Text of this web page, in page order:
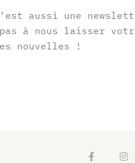
aussi une
à nous laisser
nouvelles !
F
I